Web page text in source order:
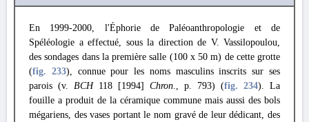
En 1999-2000, l'Éphorie de Paléoanthropologie et de
Spéléologie a effectué, sous la direction de V. Vassilopoulou,
des sondages dans la première salle (100 x 50 m) de cette grotte
(fig. 233), connue pour les noms masculins inscrits sur ses
parois (v. BCH118 [1994] Chron., p. 793) (fig. 234). La
fouille a produit de la céramique commune mais aussi des bols
mégariens, des vases portant le nom gravé de leur dédicant, des